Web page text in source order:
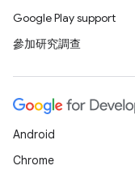
Google Play support
參加研究調查
Android
Chrome